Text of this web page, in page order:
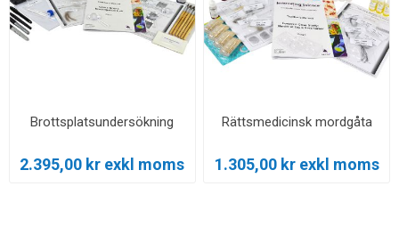
Brottsplatsundersökning
2.395,00 kr exkl moms
Rättsmedicinsk mordgåta
1.305,00 kr exkl moms